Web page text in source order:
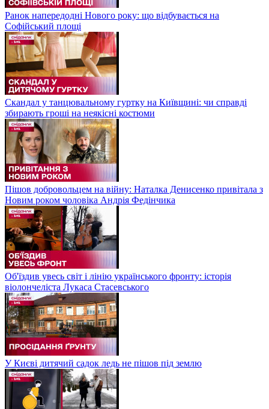
Ранок напередодні Нового року: що відбувається на
Софійський площі
Скандал у танцювальному гуртку на Київщині: чи справді
збирають гроші на неякісні костюми
Пішов добровольцем на війну: Наталка Денисенко привітала з
Новим роком чоловіка Андрія Федінчика
Об'їздив увесь світ і лінію українського фронту: історія
віолончеліста Лукаса Стасевського
У Києві дитячий садок ледь не пішов під землю